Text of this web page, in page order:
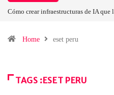
Cómo crear infraestructuras de IA
Home eset peru
TAGS :ESET PERU